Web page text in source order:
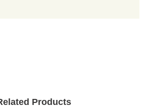
Glow gold este alegerea perfecta
Cheie
durabilitate si un luciu splendid,
Accesorizat cu perle de Cristal
Products